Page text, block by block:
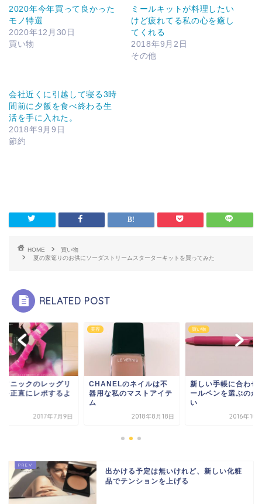
2020年今年買って良かった
モノ特選
2020年12月30日
買い物
ミールキットが料理したい
けど疲れてる私の心を癒し
てくれる
2018年9月2日
その他
会社近くに引越して寝る3時
間前に夕飯を食べ終わる生
活を手に入れた。
2018年9月9日
節約
HOME
買い物
夏の家篭りのお供にソーダストリームスターターキットを買ってみた
RELATED POST
のネイルは不
な私のマストアイテ
2018年8月18日
買い物
新しい手帳に合わせてボ
ールペンを選ぶのが楽し
い
2016年10月30日
買い物
パナソニックのレッ
フレを正直にレポす
2017年7
出かける予定は無いけれど、新しい化粧
品でテンションを上げる